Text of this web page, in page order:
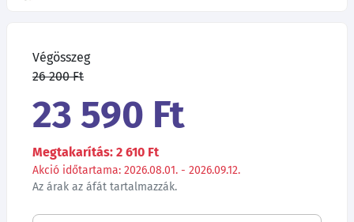
Végösszeg
26 200 Ft
23 590 Ft
Megtakarítás: 2 610 Ft
Akció időtartama: 2026.08.01. - 2026.09.12.
Az árak az áfát tartalmazzák.